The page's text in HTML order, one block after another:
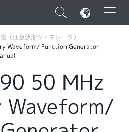
×
（任意波形ジェネレータ）
Waveform/ Function Generator
50 MHz